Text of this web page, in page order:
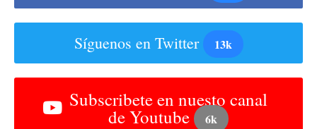
Síguenos en Twitter 13k
Subscribete en nuesto canal
de Youtube 6k